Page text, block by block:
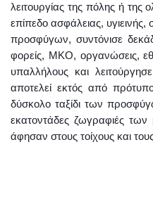
λειτουργίας της πόλης ή της
επίπεδο ασφάλειας, υγιεινής,
προσφύγων, συντόνισε
φορείς, ΜΚΟ, οργανώσεις,
υπαλλήλους και
αποτελεί εκτός από
δύσκολο ταξίδι των
εκατοντάδες ζωγραφιές
άφησαν στους τοίχους και